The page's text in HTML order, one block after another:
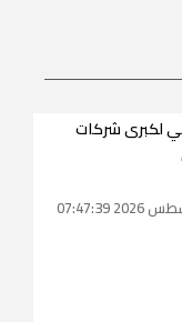
لكبرى شركات